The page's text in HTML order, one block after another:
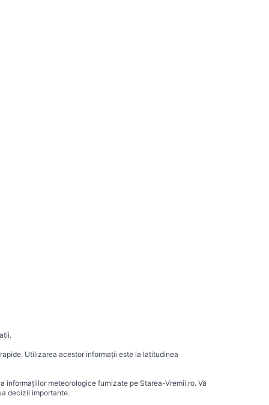
Utilizarea acestor informații este la latitudinea
meteorologice furnizate pe Starea-Vremii.ro. Vă
decizii importante.